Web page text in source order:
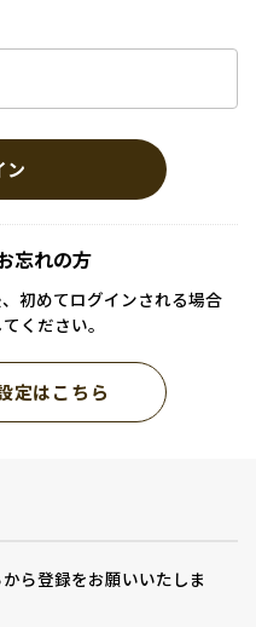
ン
忘れの方
初めてログインされる場合
ください。
定はこちら
ら登録をお願いいたしま